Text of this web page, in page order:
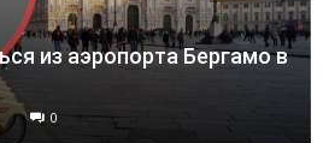
из аэропорта Бергамо в
0